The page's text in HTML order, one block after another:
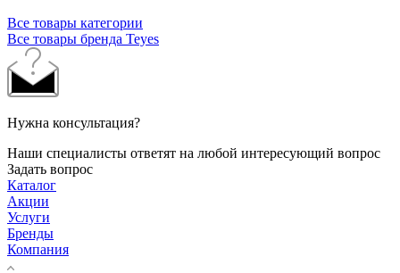
Все товары категории
Все товары бренда Teyes
Нужна консультация?
Наши специалисты ответят на любой интересующий вопрос
Задать вопрос
Каталог
Акции
Услуги
Бренды
Компания